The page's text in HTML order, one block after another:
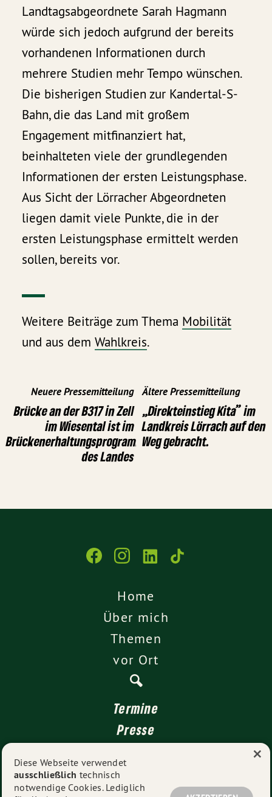
Landtagsabgeordnete Sarah Hagmann
würde sich jedoch aufgrund der bereits
vorhandenen Informationen durch
mehrere Studien mehr Tempo wünschen.
Die bisherigen Studien zur Kandertal-S-
Bahn, die das Land mit großem
Engagement mitfinanziert hat,
beinhalteten viele der grundlegenden
Informationen der ersten Leistungsphase.
Aus Sicht der Lörracher Abgeordneten
liegen damit viele Punkte, die in der
ersten Leistungsphase ermittelt werden
sollen, bereits vor.
Weitere Beiträge zum Thema Mobilität
und aus demWahlkreis.
Neuere Pressemitteilung
Brücke an der B317 in Zell
im Wiesental ist im
Brückenerhaltungsprogramm
des Landes
Ältere Pressemitteilung
„Direkteinstieg Kita” im
Landkreis Lörrach auf den
Weg gebracht.
Home
Über mich
Themen
vor Ort
Termine
Presse
Impressum
Diese Webseite verwendet
ausschließlich technisch
notwendige Cookies. Lediglich
×